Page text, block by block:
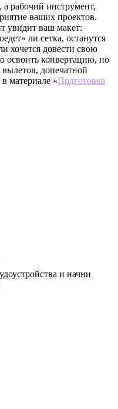
рабочий инструмент,
ваших проектов.
увидит ваш макет:
ли сетка, останутся
хочется довести свою
освоить конвертацию, но
вылетов, допечатной
материале «Подготовка
и начни